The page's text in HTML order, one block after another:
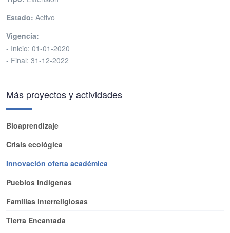
Estado: Activo
Vigencia:
- Inicio: 01-01-2020
- Final: 31-12-2022
Más proyectos y actividades
Bioaprendizaje
Crisis ecológica
Innovación oferta académica
Pueblos Indígenas
Familias interreligiosas
Tierra Encantada